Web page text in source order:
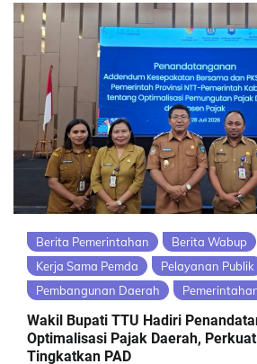
Berita Pemerintahan
Berita Wabup
Kerja Sama Pemda
Pelayanan Publik
Pembangunan Daerah
Wakil Bupati TTU Hadiri
Optimalisasi Pajak Daerah,
Tingkatkan PAD